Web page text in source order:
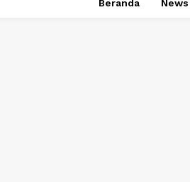
Beranda News